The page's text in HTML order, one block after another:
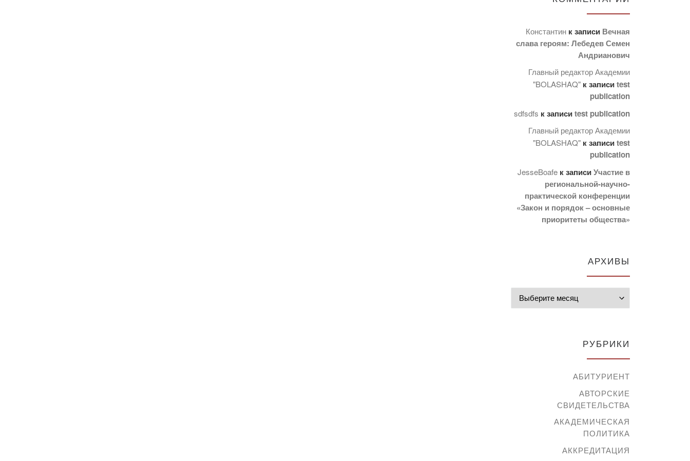
Константин к записи Вечная
слава героям: Лебедев Семен
Андрианович
Главный редактор Академии
"BOLASHAQ" к записиtest
publication
sdfsdfs к записиtest publication
Главный редактор Академии
"BOLASHAQ" к записиtest
publication
JesseBoafe к записиУчастие в
региональной-научно-
практической конференции
«Закон и порядок – основные
приоритеты общества»
АРХИВЫ
РУБРИКИ
АБИТУРИЕНТ
АВТОРСКИЕ
СВИДЕТЕЛЬСТВА
АКАДЕМИЧЕСКАЯ
ПОЛИТИКА
АККРЕДИТАЦИЯ